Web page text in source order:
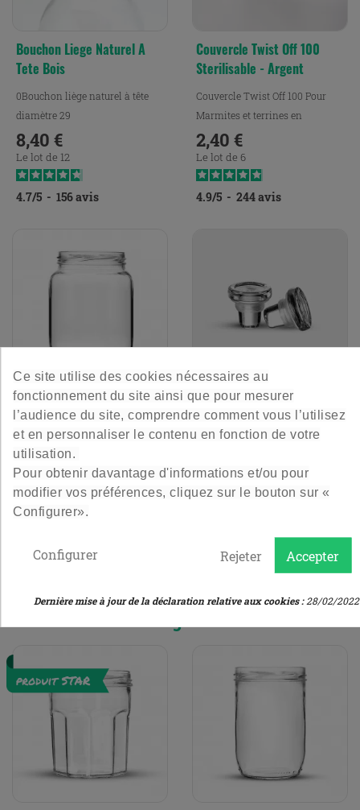
Bouchon Liege Naturel A
Tete Bois
0Bouchon liège naturel à tête
diamètre 29
Prix
8,40 €
Le lot de 12
4.7/5 - 156avis
Couvercle Twist Off 100
Sterilisable - Argent
Couvercle Twist Off 100 Pour
Marmites et terrines en
stérilisable argenté
Prix
2,40 €
Le lot de 6
4.9/5 - 244avis
Pot Forme Basse 70 Cl -
To82
Rond et mignon
Prix
7,80 €
Le lot de 6
/5- 31avis
Bouchon En Verre Diamètre
Goulot 18,5 Mm
goulot de 18.5 mm
Prix
20,00 €
-1avis
16 autres produits dans la même
Ce site utilise des cookies nécessaires au
fonctionnement du site ainsi que pour mesurer
l’audience du site, comprendre comment vous l’utilisez
et en personnaliser le contenu en fonction de votre
utilisation.
Pour obtenir davantage d'informations et/ou pour
modifier vos préférences, cliquez sur le bouton sur «
Configurer».
Accepter
Rejeter
Configurer
Dernière mise à jour de la déclaration relative aux cookies :28/02/2022